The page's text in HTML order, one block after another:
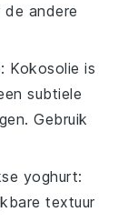
andere
: Kokosolie is
subtiele
Gebruik
yoghurt:
textuur